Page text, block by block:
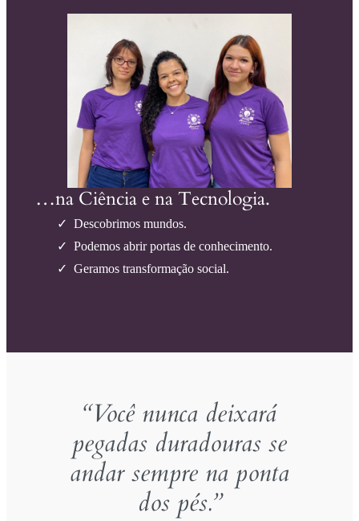
…na Ciência e na Tecnologia.
Descobrimos mundos.
Podemos abrir portas de conhecimento.
Geramos transformação social.
“Você nunca deixará
pegadas duradouras se
andar sempre na ponta
dos pés.”